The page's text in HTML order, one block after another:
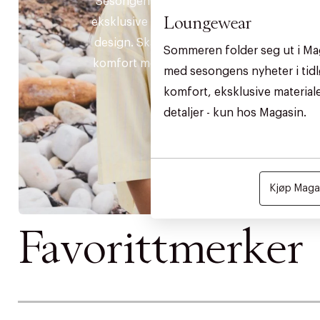
Loungewear
Sommeren folder seg ut i
med sesongens nyheter i
komfort, eksklusive
detaljer - kun hos Magasin.
Kjøp
eksklusive materialer og tidløse
design. Skapt for å kombinere
komfort med et tidløst uttrykk.
Favorittmerker